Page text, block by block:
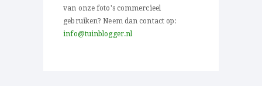
van onze foto's commercieel
gebruiken? Neem dan contact op:
info@tuinblogger.nl